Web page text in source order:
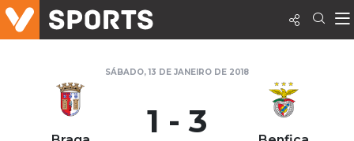
SÁBADO, 13 DE JANEIRO DE 2018
1 - 3